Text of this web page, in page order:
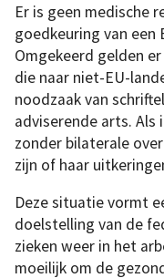
Er is geen medische
goedkeuring van een
Omgekeerd gelden
die naar niet-EU-
noodzaak van
adviserende arts. Als
zonder bilaterale
zijn of haar
Deze situatie vormt
doelstelling van de
zieken weer in het
moeilijk om de